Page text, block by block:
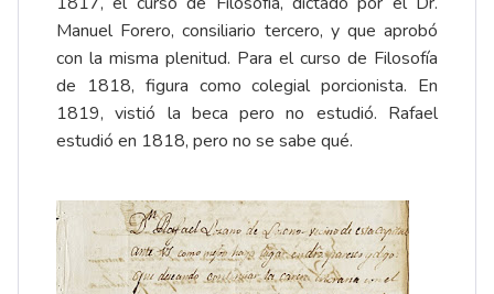
Manuel Forero, consiliario tercero, y que aprobó
con la misma plenitud. Para el curso de Filosofía
de 1818, figura como colegial porcionista. En
1819, vistió la beca pero no estudió. Rafael
estudió en 1818, pero no se sabe qué.